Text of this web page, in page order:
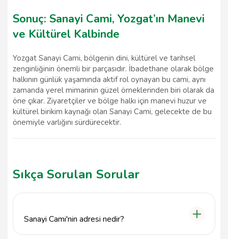
Sonuç: Sanayi Cami, Yozgat’ın Manevi
ve Kültürel Kalbinde
Yozgat Sanayi Cami, bölgenin dini, kültürel ve tarihsel
zenginliğinin önemli bir parçasıdır. İbadethane olarak bölge
halkının günlük yaşamında aktif rol oynayan bu cami, aynı
zamanda yerel mimarinin güzel örneklerinden biri olarak da
öne çıkar. Ziyaretçiler ve bölge halkı için manevi huzur ve
kültürel birikim kaynağı olan Sanayi Cami, gelecekte de bu
önemiyle varlığını sürdürecektir.
Sıkça Sorulan Sorular
Sanayi Cami'nin adresi nedir?